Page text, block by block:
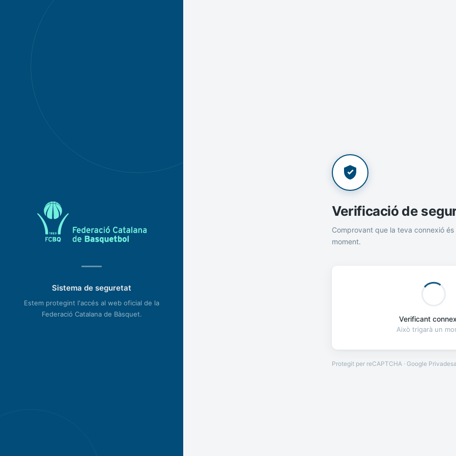
Sistema de seguretat
Estem protegint l'accés al web oficial de la
Federació Catalana de Bàsquet.
Verificació de
Comprovant que la teva connexió és
moment.
Verificant
Això trigarà un
Protegit per reCAPTCHA · Google Privadesa